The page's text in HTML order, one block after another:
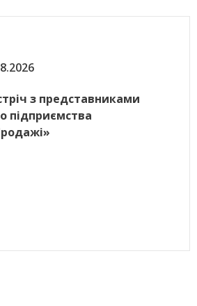
з представниками
підприємства